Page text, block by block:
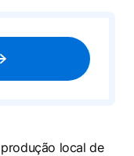
local de